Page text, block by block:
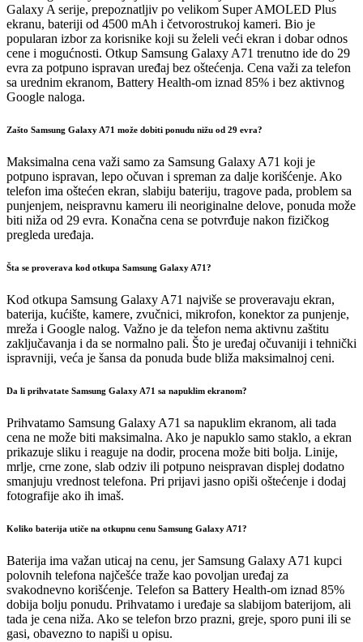
Galaxy A serije, prepoznatljiv po velikom Super AMOLED Plus
ekranu, bateriji od 4500 mAh i četvorostrukoj kameri. Bio je
popularan izbor za korisnike koji su želeli veći ekran i dobar odnos
cene i mogućnosti. Otkup Samsung Galaxy A71 trenutno ide do 29
evra za potpuno ispravan uređaj bez oštećenja. Cena važi za telefon
sa urednim ekranom, Battery Health-om iznad 85% i bez aktivnog
Google naloga.
Zašto Samsung Galaxy A71 može dobiti ponudu nižu od 29 evra?
Maksimalna cena važi samo za Samsung Galaxy A71 koji je
potpuno ispravan, lepo očuvan i spreman za dalje korišćenje. Ako
telefon ima oštećen ekran, slabiju bateriju, tragove pada, problem sa
punjenjem, neispravnu kameru ili neoriginalne delove, ponuda može
biti niža od 29 evra. Konačna cena se potvrđuje nakon fizičkog
pregleda uređaja.
Šta se proverava kod otkupa Samsung Galaxy A71?
Kod otkupa Samsung Galaxy A71 najviše se proveravaju ekran,
baterija, kućište, kamere, zvučnici, mikrofon, konektor za punjenje,
mreža i Google nalog. Važno je da telefon nema aktivnu zaštitu
zaključavanja i da se normalno pali. Što je uređaj očuvaniji i tehnički
ispravniji, veća je šansa da ponuda bude bliža maksimalnoj ceni.
Da li prihvatate Samsung Galaxy A71 sa napuklim ekranom?
Prihvatamo Samsung Galaxy A71 sa napuklim ekranom, ali tada
cena ne može biti maksimalna. Ako je napuklo samo staklo, a ekran
prikazuje sliku i reaguje na dodir, procena može biti bolja. Linije,
mrlje, crne zone, slab odziv ili potpuno neispravan displej dodatno
smanjuju vrednost telefona. Pri prijavi jasno opiši oštećenje i dodaj
fotografije ako ih imaš.
Koliko baterija utiče na otkupnu cenu Samsung Galaxy A71?
Baterija ima važan uticaj na cenu, jer Samsung Galaxy A71 kupci
polovnih telefona najčešće traže kao povoljan uređaj za
svakodnevno korišćenje. Telefon sa Battery Health-om iznad 85%
dobija bolju ponudu. Prihvatamo i uređaje sa slabijom baterijom, ali
tada je cena niža. Ako se telefon brzo prazni, greje, sporo puni ili se
gasi, obavezno to napiši u opisu.